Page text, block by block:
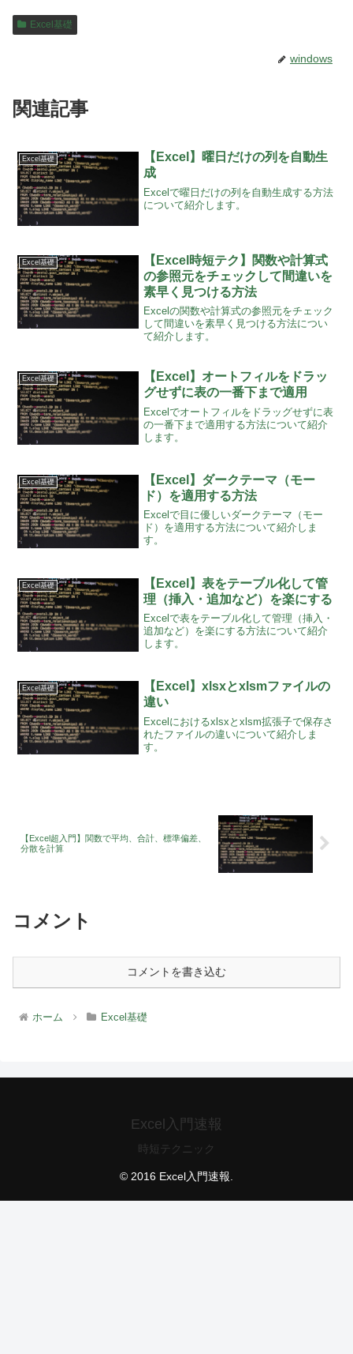
Excel基礎
windows
関連記事
Excel基礎
【Excel】曜日だけの列を自動生
成
Excelで曜日だけの列を自動生成する方法
について紹介します。
Excel基礎
【Excel時短テク】関数や計算式
の参照元をチェックして間違いを
素早く見つける方法
Excelの関数や計算式の参照元をチェック
して間違いを素早く見つける方法につい
て紹介します。
Excel基礎
【Excel】オートフィルをドラッ
グせずに表の一番下まで適用
Excelでオートフィルをドラッグせずに表
の一番下まで適用する方法について紹介
します。
Excel基礎
【Excel】ダークテーマ（モー
ド）を適用する方法
Excelで目に優しいダークテーマ（モー
ド）を適用する方法について紹介しま
す。
Excel基礎
【Excel】表をテーブル化して管
理（挿入・追加など）を楽にする
Excelで表をテーブル化して管理（挿入・
追加など）を楽にする方法について紹介
します。
Excel基礎
【Excel】xlsxとxlsmファイルの
違い
Excelにおけるxlsxとxlsm拡張子で保存さ
れたファイルの違いについて紹介しま
す。
【Excel超入門】関数で平均、合計、標準偏差、
分散を計算
コメント
コメントを書き込む
ホーム Excel基礎
Excel入門速報
時短テクニック
© 2016 Excel入門速報.